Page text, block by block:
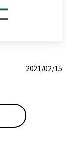
2021/02/15